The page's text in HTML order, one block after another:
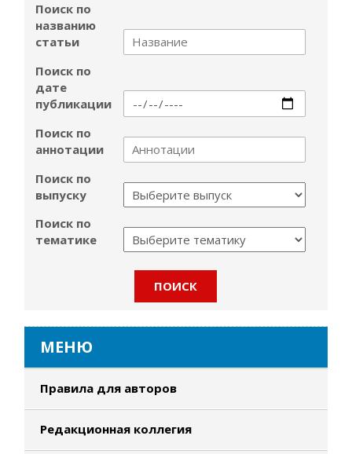
Поиск по
названию
статьи
Поиск по
дате
публикации
Поиск по
аннотации
Поиск по
выпуску
Поиск по
тематике
МЕНЮ
Правила для авторов
Редакционная коллегия